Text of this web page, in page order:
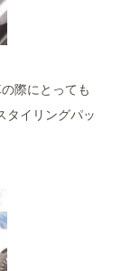
際にとっても
タイリングパッ